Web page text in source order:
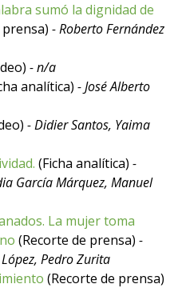
sumó la dignidad de
- Roberto Fernández
- n/a
analítica) - José Alberto
- Didier Santos, Yaima
(Ficha analítica) -
García Márquez, Manuel
La mujer toma
(Recorte de prensa) -
Pedro Zurita
(Recorte de prensa)